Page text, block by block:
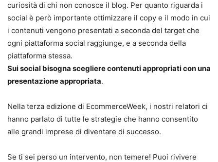
curiosità di chi non conosce il blog. Per quanto riguarda i
social è però importante ottimizzare il copy e il modo in cui
i contenuti vengono presentati a seconda del target che
ogni piattaforma social raggiunge, e a seconda della
piattaforma stessa.
Sui social bisogna scegliere contenuti appropriati con una
presentazione appropriata.
Nella terza edizione di EcommerceWeek, i nostri relatori ci
hanno parlato di tutte le strategie che hanno consentito
alle grandi imprese di diventare di successo.
Se ti sei perso un intervento, non temere! Puoi rivivere